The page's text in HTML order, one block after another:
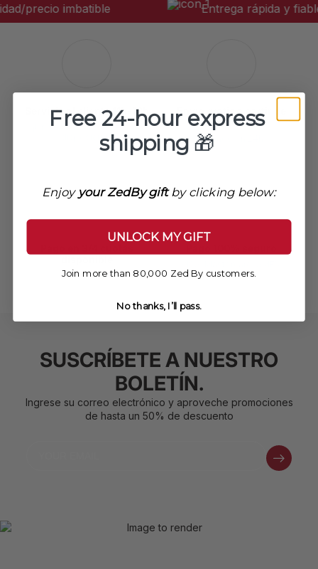
precio imbatible Entrega rápida y fiable
Servicio al cliente 11h-18h
¡Un servicio al cliente a su
disposición!
Envío gratis a partir de
200€
Enviado en 24h
Alma / Klarna
Paypal
SUSCRÍBETE A NUESTRO
BOLETÍN.
Ingrese su correo electrónico y aproveche promociones
de hasta un 50% de descuento
Free 24-hour express
shipping 🎁
Enjoy your ZedBy giftby clicking below:
UNLOCK MY GIFT
Join more than 80,000 Zed By customers.
No thanks, I’ll pass.